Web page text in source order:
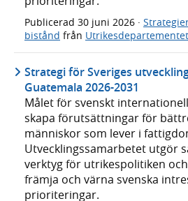
Publicerad 30 juni 2026 ·
bistånd från Utrikesdepartementet
Strategi för Sveriges
Guatemala 2026-2031
Målet för svenskt
skapa förutsättningar för
människor som lever i
Utvecklingssamarbetet utgör
verktyg för utrikespolitiken
främja och värna svenska
prioriteringar.